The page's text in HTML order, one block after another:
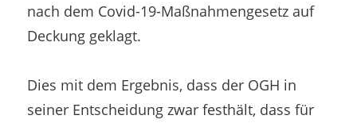
nach dem Covid-19-Maßnahmengesetz auf
Deckung geklagt.
Dies mit dem Ergebnis, dass der OGH in
seiner Entscheidung zwar festhält, dass für